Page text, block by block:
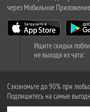
через Мобильное
Ищите скидки
не выходя из чата:
Сэкономьте до 90% при
Подпишитесь на самые